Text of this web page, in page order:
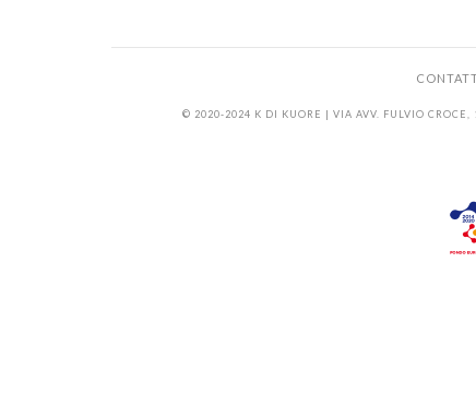
© 2020-2024 K DI KUORE | VIA AVV. FULVIO